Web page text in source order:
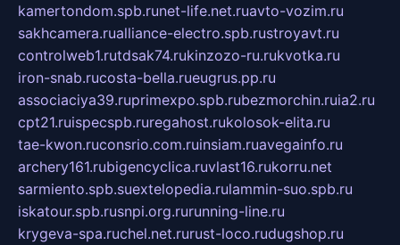
kamertondom.spb.runet-life.net.ruavto-vozim.ru
sakhcamera.rualliance-electro.spb.rustroyavt.ru
controlweb1.rutdsak74.rukinzozo-ru.rukvotka.ru
iron-snab.rucosta-bella.rueugrus.pp.ru
associaciya39.ruprimexpo.spb.rubezmorchin.ruia2.ru
cpt21.ruispecspb.ruregahost.rukolosok-elita.ru
tae-kwon.ruconsrio.com.ruinsiam.ruavegainfo.ru
archery161.rubigencyclica.ruvlast16.rukorru.net
sarmiento.spb.suextelopedia.rulammin-suo.spb.ru
iskatour.spb.rusnpi.org.rurunning-line.ru
krygeva-spa.ruchel.net.rurust-loco.rudugshop.ru